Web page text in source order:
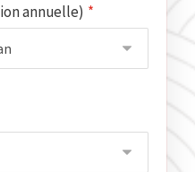
annuelle) *